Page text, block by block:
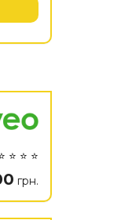
⭐ ⭐ ⭐
грн.